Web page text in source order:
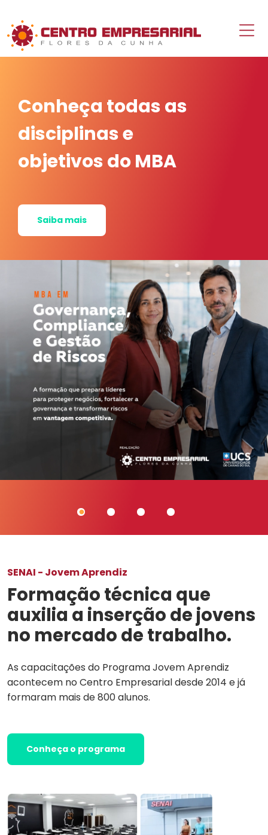
Conheça todas as
disciplinas e
objetivos do MBA
Saiba mais
SENAI - Jovem Aprendiz
Formação técnica que
auxilia a inserção de jovens
no mercado de trabalho.
As capacitações do Programa Jovem Aprendiz
acontecem no Centro Empresarial desde 2014 e já
formaram mais de 800 alunos.
Conheça o programa